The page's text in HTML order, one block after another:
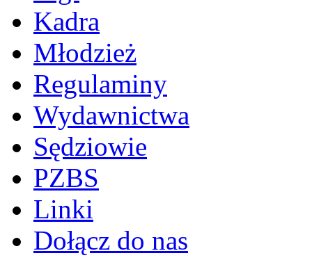
Kadra
Młodzież
Regulaminy
Wydawnictwa
Sędziowie
PZBS
Linki
Dołącz do nas